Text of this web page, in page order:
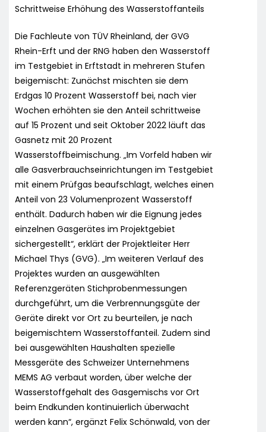
Schrittweise Erhöhung des Wasserstoffanteils
Die Fachleute von TÜV Rheinland, der GVG
Rhein-Erft und der RNG haben den Wasserstoff
im Testgebiet in Erftstadt in mehreren Stufen
beigemischt: Zunächst mischten sie dem
Erdgas 10 Prozent Wasserstoff bei, nach vier
Wochen erhöhten sie den Anteil schrittweise
auf 15 Prozent und seit Oktober 2022 läuft das
Gasnetz mit 20 Prozent
Wasserstoffbeimischung. „Im Vorfeld haben wir
alle Gasverbrauchseinrichtungen im Testgebiet
mit einem Prüfgas beaufschlagt, welches einen
Anteil von 23 Volumenprozent Wasserstoff
enthält. Dadurch haben wir die Eignung jedes
einzelnen Gasgerätes im Projektgebiet
sichergestellt“, erklärt der Projektleiter Herr
Michael Thys (GVG). „Im weiteren Verlauf des
Projektes wurden an ausgewählten
Referenzgeräten Stichprobenmessungen
durchgeführt, um die Verbrennungsgüte der
Geräte direkt vor Ort zu beurteilen, je nach
beigemischtem Wasserstoffanteil. Zudem sind
bei ausgewählten Haushalten spezielle
Messgeräte des Schweizer Unternehmens
MEMS AG verbaut worden, über welche der
Wasserstoffgehalt des Gasgemischs vor Ort
beim Endkunden kontinuierlich überwacht
werden kann“, ergänzt Felix Schönwald, von der